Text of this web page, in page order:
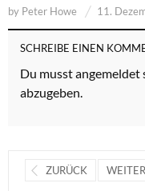
by Peter Howe 11.
SCHREIBE EINEN
Du musstangemeldet
abzugeben.
ZURÜCK WEITER